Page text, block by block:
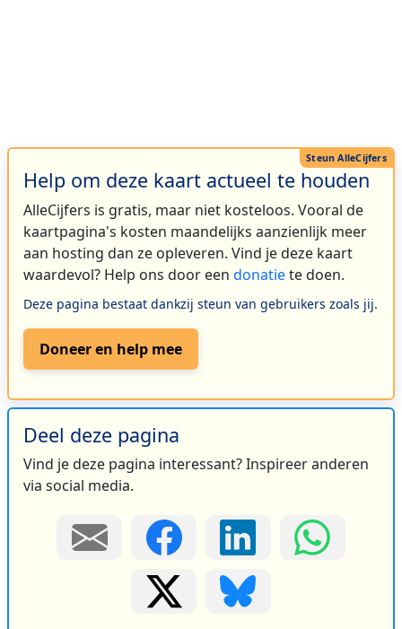
Help om deze kaart actueel te houden
AlleCijfers is gratis, maar niet kosteloos. Vooral de
kaartpagina's kosten maandelijks aanzienlijk meer
aan hosting dan ze opleveren. Vind je deze kaart
waardevol? Help ons door een donatiete doen.
Deze pagina bestaat dankzij steun van gebruikers zoals jij.
Doneer en help mee
Deel deze pagina
Vind je deze pagina interessant? Inspireer anderen
via social media.